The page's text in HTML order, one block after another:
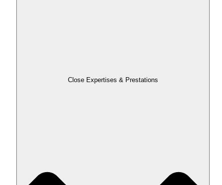
Close Expertises & Prestations